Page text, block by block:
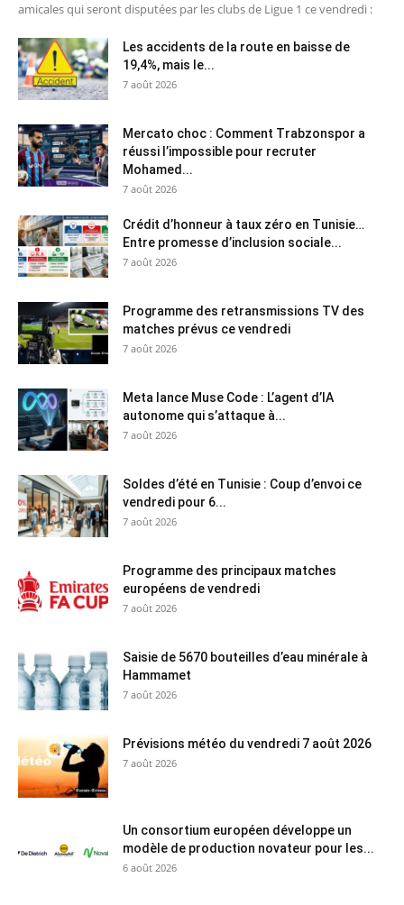
amicales qui seront disputées par les clubs de Ligue 1 ce vendredi :
Les accidents de la route en baisse de
19,4%, mais le...
7 août 2026
Mercato choc : Comment Trabzonspor a
réussi l’impossible pour recruter
Mohamed...
7 août 2026
Crédit d’honneur à taux zéro en Tunisie…
Entre promesse d’inclusion sociale...
7 août 2026
Programme des retransmissions TV des
matches prévus ce vendredi
7 août 2026
Meta lance Muse Code : L’agent d’IA
autonome qui s’attaque à...
7 août 2026
Soldes d’été en Tunisie : Coup d’envoi ce
vendredi pour 6...
7 août 2026
Programme des principaux matches
européens de vendredi
7 août 2026
Saisie de 5670 bouteilles d’eau minérale à
Hammamet
7 août 2026
Prévisions météo du vendredi 7 août 2026
7 août 2026
Un consortium européen développe un
modèle de production novateur pour les...
6 août 2026